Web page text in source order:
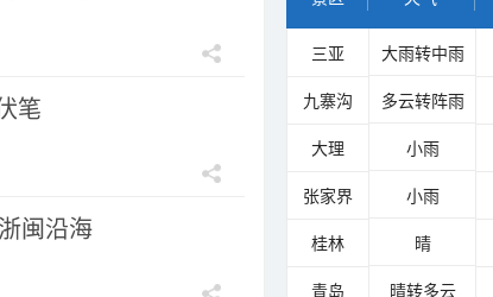
笔
闽沿海
三亚 大雨转中雨
九寨沟 多云转阵雨
大理 小雨
张家界 小雨
桂林 晴
青岛 晴转多云